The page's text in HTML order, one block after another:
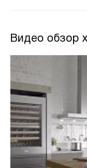
Видео обзор